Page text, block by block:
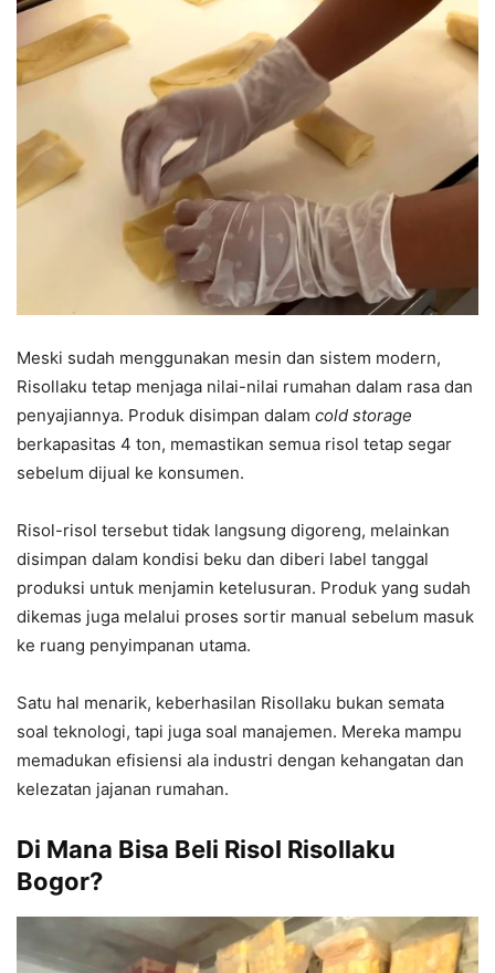
Meski sudah menggunakan mesin dan sistem modern,
Risollaku tetap menjaga nilai-nilai rumahan dalam rasa dan
penyajiannya. Produk disimpan dalam cold storage
berkapasitas 4 ton, memastikan semua risol tetap segar
sebelum dijual ke konsumen.
Risol-risol tersebut tidak langsung digoreng, melainkan
disimpan dalam kondisi beku dan diberi label tanggal
produksi untuk menjamin ketelusuran. Produk yang sudah
dikemas juga melalui proses sortir manual sebelum masuk
ke ruang penyimpanan utama.
Satu hal menarik, keberhasilan Risollaku bukan semata
soal teknologi, tapi juga soal manajemen. Mereka mampu
memadukan efisiensi ala industri dengan kehangatan dan
kelezatan jajanan rumahan.
Di Mana Bisa Beli Risol Risollaku
Bogor?